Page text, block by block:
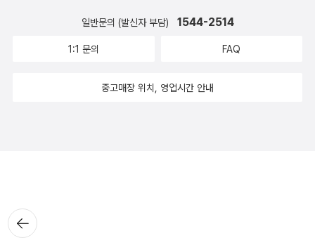
뒤로가
기
일반문의 (발신자 부담) 1544-2514
1:1 문의 FAQ
중고매장 위치, 영업시간 안내